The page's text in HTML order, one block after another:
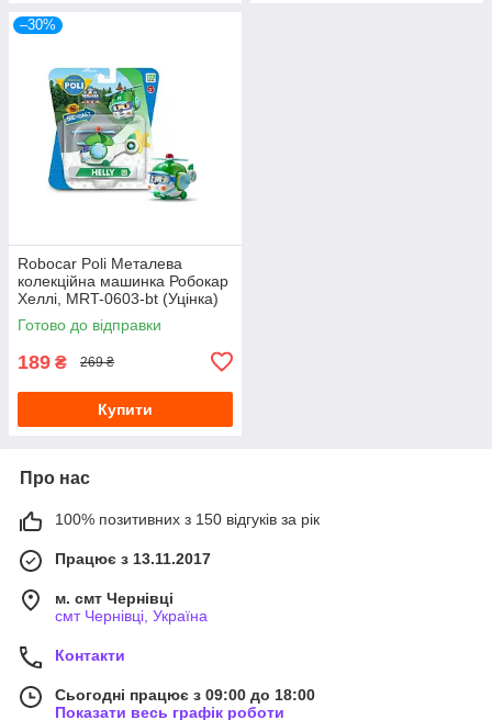
–30%
Robocar Poli Металева
колекційна машинка Робокар
Хеллі, MRT-0603-bt (Уцінка)
Готово до відправки
189 ₴ 269 ₴
Купити
Про нас
100% позитивних з 150 відгуків за рік
Працює з 13.11.2017
м. смт Чернівці
смт Чернівці, Україна
Контакти
Сьогодні працює з 09:00 до 18:00
Показати весь графік роботи